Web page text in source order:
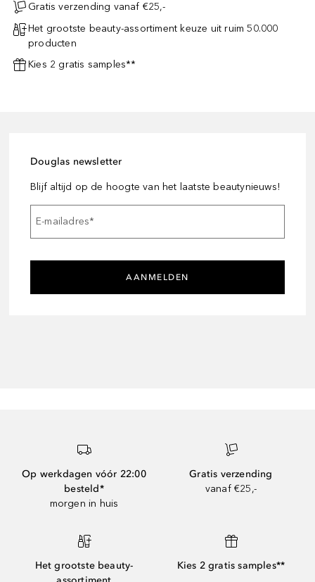
Gratis verzending vanaf €25,-
Het grootste beauty-assortiment keuze uit ruim 50.000
producten
Kies 2 gratis samples**
Douglas newsletter
Blijf altijd op de hoogte van het laatste beautynieuws!
E-mailadres*
AANMELDEN
Op werkdagen vóór 22:00
besteld*
morgen in huis
Gratis verzending
vanaf €25,-
Het grootste beauty-
Kies 2 gratis samples**